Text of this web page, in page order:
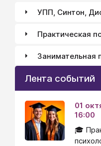
УПП, Синтон,
Практическая
Занимательная
Лента событий
01
16:00
🎓